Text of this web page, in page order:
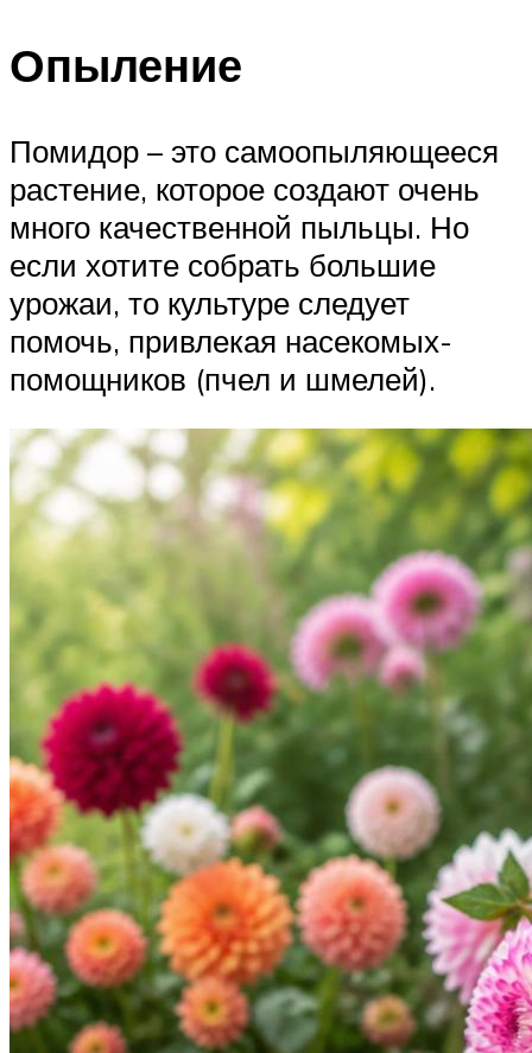
Опыление
Помидор – это самоопыляющееся
растение, которое создают очень
много качественной пыльцы. Но
если хотите собрать большие
урожаи, то культуре следует
помочь, привлекая насекомых-
помощников (пчел и шмелей).